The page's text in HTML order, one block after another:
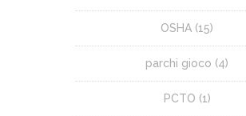
OSHA (15)
parchi gioco (4)
PCTO (1)